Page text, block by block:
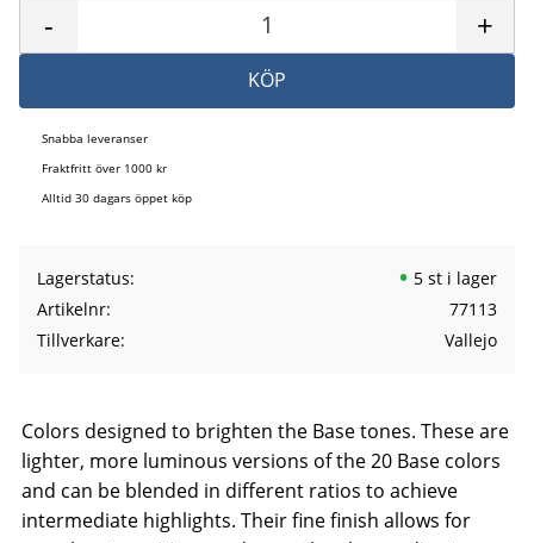
+
-
KÖP
Snabba leveranser
Fraktfritt över 1000 kr
Alltid 30 dagars öppet köp
Lagerstatus
5 st i lager
Artikelnr
77113
Tillverkare
Vallejo
Colors designed to brighten the Base tones. These are
lighter, more luminous versions of the 20 Base colors
and can be blended in different ratios to achieve
intermediate highlights. Their fine finish allows for